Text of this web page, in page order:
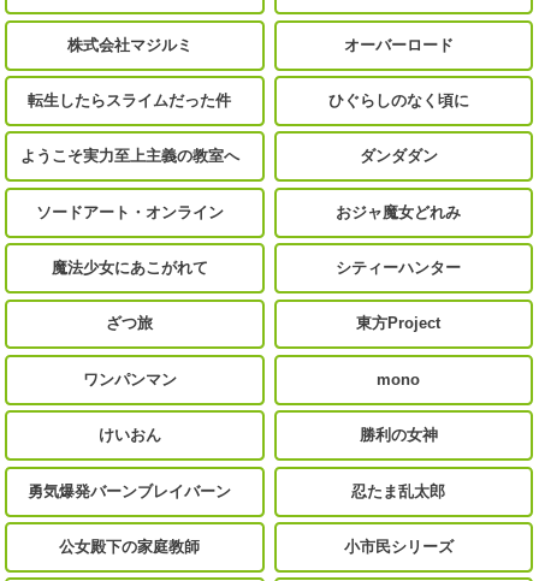
株式会社マジルミ オーバーロード
転生したらスライムだった件 ひぐらしのなく頃に
ようこそ実力至上主義の教室へ ダンダダン
ソードアート・オンライン おジャ魔女どれみ
魔法少女にあこがれて シティーハンター
ざつ旅 東方Project
ワンパンマン mono
けいおん 勝利の女神
勇気爆発バーンブレイバーン 忍たま乱太郎
公女殿下の家庭教師 小市民シリーズ